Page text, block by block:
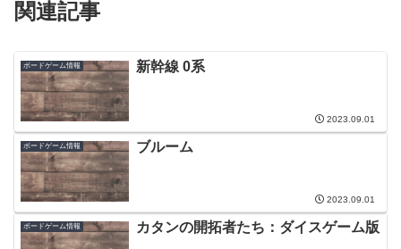
関連記事
ボードゲーム情報 新幹線 0系
2023.09.01
ボードゲーム情報 ブルーム
2023.09.01
ボードゲーム情報 カタンの開拓者たち：ダイスゲーム版